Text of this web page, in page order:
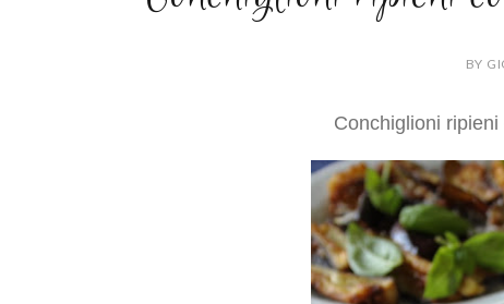
BY
Conchiglioni